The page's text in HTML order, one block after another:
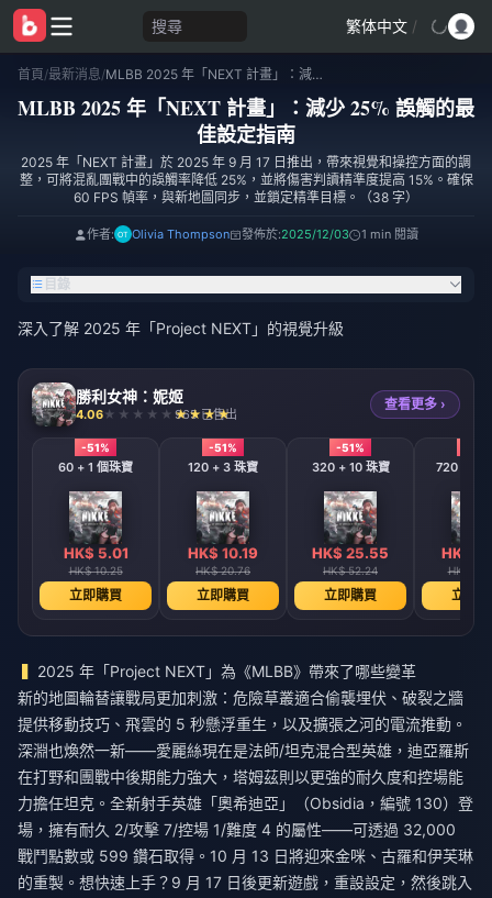
搜尋 繁体中文 /
首頁/最新消息/ MLBB 2025 年「NEXT 計畫」：減少 25% 誤觸的最佳設定指南
MLBB 2025 年「NEXT 計畫」：減少 25% 誤觸的最
佳設定指南
2025 年「NEXT 計畫」於 2025 年 9 月 17 日推出，帶來視覺和操控方面的調
整，可將混亂團戰中的誤觸率降低 25%，並將傷害判讀精準度提高 15%。確保
60 FPS 幀率，與新地圖同步，並鎖定精準目標。（38 字）
作者: Olivia Thompson 發佈於:2025/12/03 1 min 閱讀
目錄
深入了解 2025 年「Project NEXT」的視覺升級
勝利女神：妮姬
4.06 965 已售出
查看更多 ›
-51%
60 + 1 個珠寶
HK$ 5.01
HK$ 10.25
立即購買
-51%
120 + 3 珠寶
HK$ 10.19
HK$ 20.76
立即購買
-51%
320 + 10 珠寶
HK$ 25.55
HK$ 52.24
立即購買
720 +
HK$
HK$
立即
2025 年「Project NEXT」為《MLBB》帶來了哪些變革
新的地圖輪替讓戰局更加刺激：危險草叢適合偷襲埋伏、破裂之牆
提供移動技巧、飛雲的 5 秒懸浮重生，以及擴張之河的電流推動。
深淵也煥然一新——愛麗絲現在是法師/坦克混合型英雄，迪亞羅斯
在打野和團戰中後期能力強大，塔姆茲則以更強的耐久度和控場能
力擔任坦克。全新射手英雄「奧希迪亞」（Obsidia，編號 130）登
場，擁有耐久 2/攻擊 7/控場 1/難度 4 的屬性——可透過 32,000
戰鬥點數或 599 鑽石取得。10 月 13 日將迎來金咪、古羅和伊芙琳
的重製。想快速上手？9 月 17 日後更新遊戲，重設設定，然後跳入